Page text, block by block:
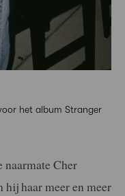
het album Stranger
naarmate Cher
hij haar meer en meer